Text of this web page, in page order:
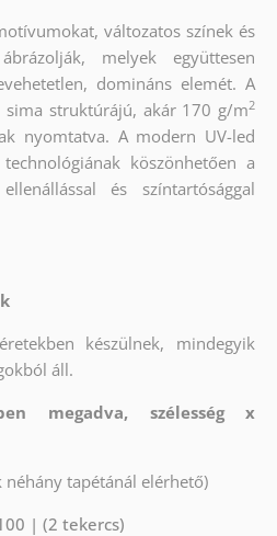
változatos színek és
melyek együttesen
domináns elemét. A
sima struktúrájú, akár 170 g/m2
nyomtatva. A modern UV-led
köszönhetően a
és színtartósággal
készülnek, mindegyik
áll.
megadva, szélesség x
néhány tapétánál elérhető)
| (2 tekercs)